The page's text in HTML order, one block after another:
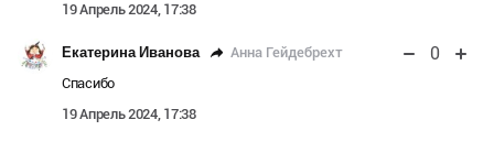
19 Апрель 2024, 17:38
Екатерина Иванова Анна Гейдебрехт 0
Спасибо
19 Апрель 2024, 17:38